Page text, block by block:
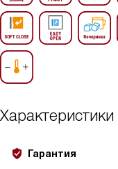
Характеристики
Гарантия